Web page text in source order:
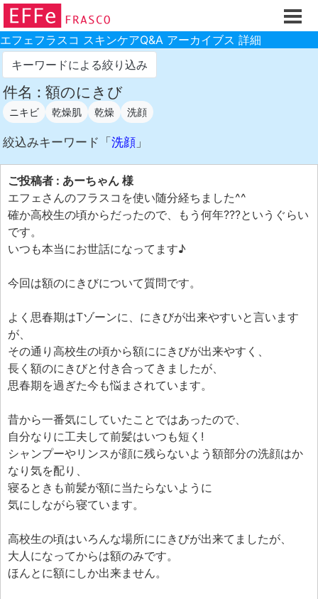
ホーム
ご注文フォーム
初回割引
製品のご案内
お買い物ガイド
スキンケアQ&Aアーカイブス
製品レビュー
スキンケア基礎講座
コスメ辞典 化粧品成分検索
ご購入履歴
ご紹介(アフェリエイト)制度
エフェ研究所について
お問い合わせフォーム
エフェフラスコ スキンケアQ&A アーカイブス 詳細
キーワードによる絞り込み
件名 : 額のにきび
ニキビ 乾燥肌 乾燥 洗顔
絞込みキーワード「 洗顔 」
ご投稿者 : あーちゃん 様
エフェさんのフラスコを使い随分経ちました^^
確か高校生の頃からだったので、もう何年???というぐらい
です。
いつも本当にお世話になってます♪
今回は額のにきびについて質問です。
よく思春期はTゾーンに、にきびが出来やすいと言います
が、
その通り高校生の頃から額ににきびが出来やすく、
長く額のにきびと付き合ってきましたが、
思春期を過ぎた今も悩まされています。
昔から一番気にしていたことではあったので、
自分なりに工夫して前髪はいつも短く!
シャンプーやリンスが顔に残らないよう額部分の洗顔はか
なり気を配り、
寝るときも前髪が額に当たらないように
気にしながら寝ています。
高校生の頃はいろんな場所ににきびが出来てましたが、
大人になってからは額のみです。
ほんとに額にしか出来ません。